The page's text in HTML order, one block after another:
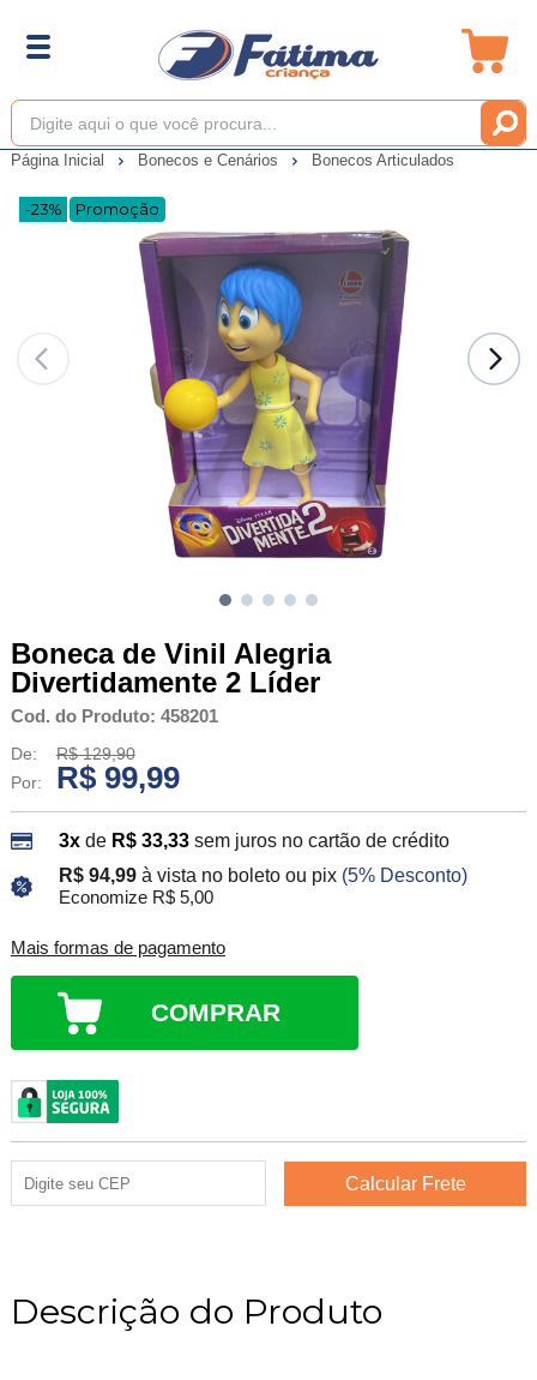
Página Inicial Bonecos e Cenários Bonecos Articulados
-23% Promoção
Boneca de Vinil Alegria
Divertidamente 2 Líder
Cod. do Produto: 458201
De:
R$ 129,90
Por:
R$ 99,99
3xde R$ 33,33 sem juros no cartão de crédito
R$ 94,99 à vista no boleto ou pix (5% Desconto)
Economize R$ 5,00
Mais formas de pagamento
COMPRAR
Descrição do Produto